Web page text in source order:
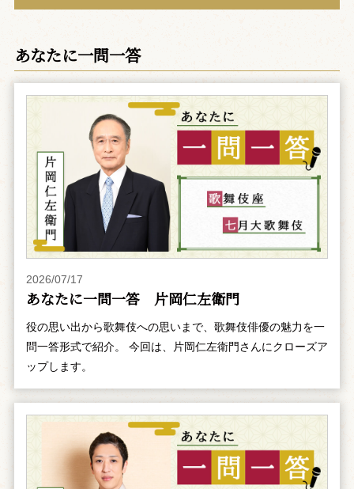
あなたに一問一答
2026/07/17
あなたに一問一答 片岡仁左衛門
役の思い出から歌舞伎への思いまで、歌舞伎俳優の魅力を一
問一答形式で紹介。 今回は、片岡仁左衛門さんにクローズア
ップします。